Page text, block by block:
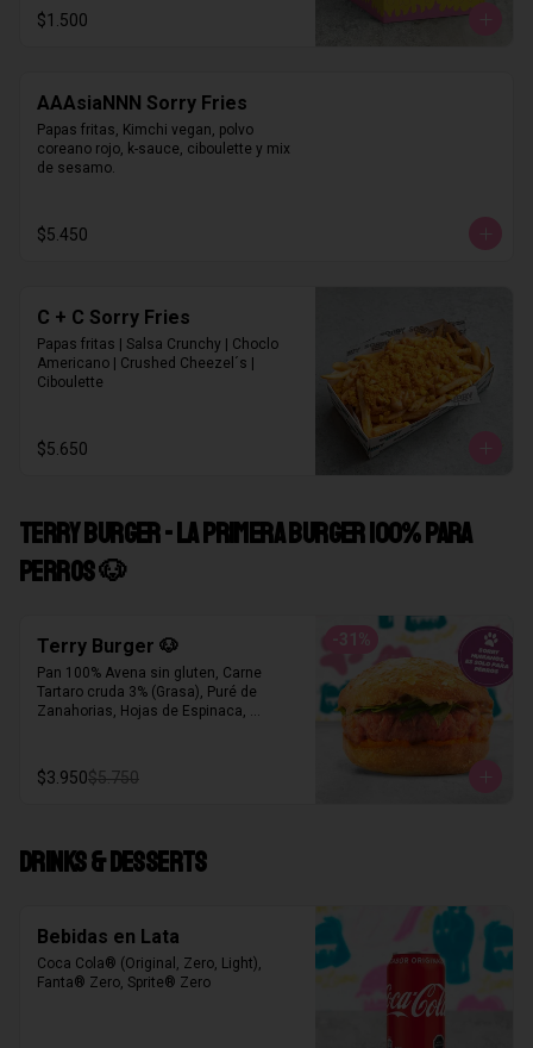
$1.500
AAAsiaNNN Sorry Fries
Papas fritas, Kimchi vegan, polvo
coreano rojo, k-sauce, ciboulette y mix
de sesamo.
$5.450
C + C Sorry Fries
Papas fritas | Salsa Crunchy | Choclo
Americano | Crushed Cheezel´s |
Ciboulette
$5.650
TERRY BURGER - LA PRIMERA BURGER 100% PARA
PERROS 🐶
-31 %
Terry Burger 🐶
Pan 100% Avena sin gluten, Carne
Tartaro cruda 3% (Grasa), Puré de
Zanahorias, Hojas de Espinaca,
$3.950$5.750
DRINKS & DESSERTS
Bebidas en Lata
Coca Cola® (Original, Zero, Light),
Fanta® Zero, Sprite® Zero